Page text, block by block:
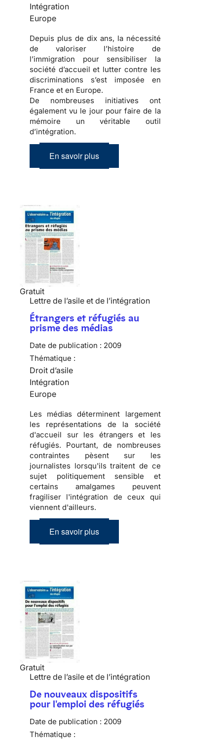
Intégration
Europe
Depuis plus de dix ans, la nécessité
de valoriser l’histoire de
l’immigration pour sensibiliser la
société d’accueil et lutter contre les
discriminations s’est imposée en
France et en Europe.
De nombreuses initiatives ont
également vu le jour pour faire de la
mémoire un véritable outil
d’intégration.
En savoir plus
Gratuit
Lettre de l’asile et de l’intégration
Étrangers et réfugiés au
prisme des médias
Date de publication : 2009
Thématique :
Droit d’asile
Intégration
Europe
Les médias déterminent largement
les représentations de la société
d'accueil sur les étrangers et les
réfugiés. Pourtant, de nombreuses
contraintes pèsent sur les
journalistes lorsqu'ils traitent de ce
sujet politiquement sensible et
certains amalgames peuvent
fragiliser l'intégration de ceux qui
viennent d'ailleurs.
En savoir plus
Gratuit
Lettre de l’asile et de l’intégration
De nouveaux dispositifs
pour l'emploi des réfugiés
Date de publication : 2009
Thématique :